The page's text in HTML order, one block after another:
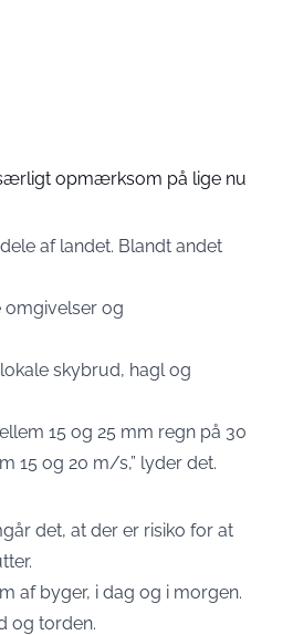
opmærksom på lige nu
af landet. Blandt andet
omgivelser og
skybrud, hagl og
15 og 25 mm regn på 30
15 og 20 m/s,” lyder det.
det, at der er risiko for at
af byger, i dag og i morgen.
og torden.